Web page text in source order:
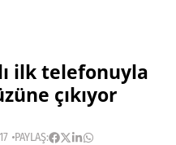
ilk telefonuyla
çıkıyor
PAYLAŞ: